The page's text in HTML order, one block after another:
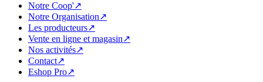
Notre Coop'↗
Notre Organisation↗
Les producteurs↗
Vente en ligne et magasin↗
Nos activités↗
Contact↗
Eshop Pro↗